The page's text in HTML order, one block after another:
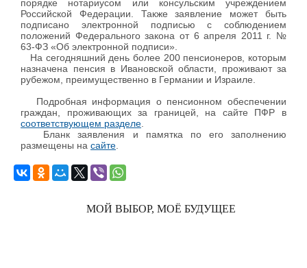
порядке нотариусом или консульским учреждением
Российской Федерации. Также заявление может быть
подписано электронной подписью с соблюдением
положений Федерального закона от 6 апреля 2011 г. №
63-ФЗ «Об электронной подписи».
На сегодняшний день более 200 пенсионеров, которым
назначена пенсия в Ивановской области, проживают за
рубежом, преимущественно в Германии и Израиле.
Подробная информация о пенсионном обеспечении
граждан, проживающих за границей, на сайте ПФР в
соответствующем разделе.
Бланк заявления и памятка по его заполнению
размещены на сайте.
МОЙ ВЫБОР, МОЁ БУДУЩЕЕ